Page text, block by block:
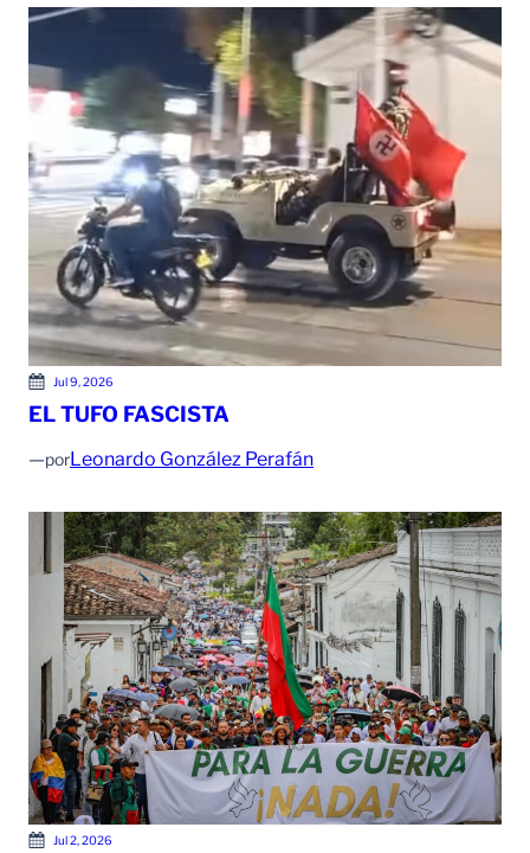
Jul 9, 2026
EL TUFO FASCISTA
—porLeonardo González Perafán
Jul 2, 2026